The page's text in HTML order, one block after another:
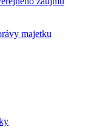
majetku